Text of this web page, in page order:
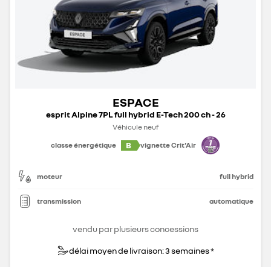
ESPACE
esprit Alpine 7PL full hybrid E-Tech 200 ch - 26
Véhicule neuf
classe énergétique
B vignette Crit'Air
moteur full hybrid
transmission automatique
vendu par plusieurs concessions
délai moyen de livraison: 3 semaines *